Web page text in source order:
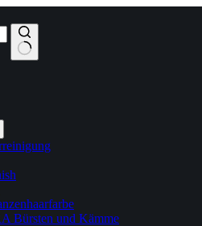
Bürsten und Kämme